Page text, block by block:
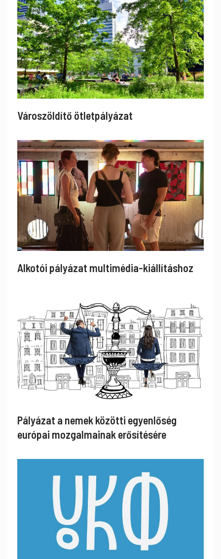
Városzöldítő ötletpályázat
Alkotói pályázat multimédia-kiállításhoz
Pályázat a nemek közötti egyenlőség
európai mozgalmainak erősítésére